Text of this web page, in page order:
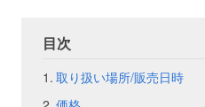
目次
取り扱い場所/販売日時